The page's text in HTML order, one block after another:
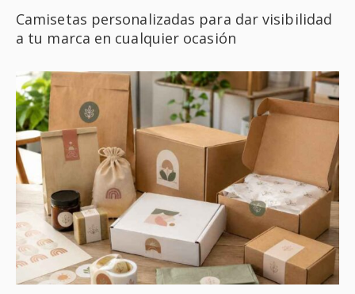
Camisetas personalizadas para dar visibilidad
a tu marca en cualquier ocasión